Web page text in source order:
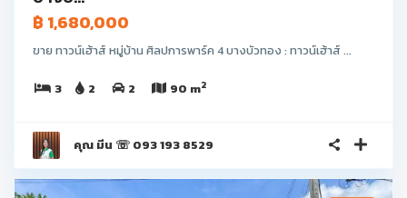
฿ 1,680,000
ขาย ทาวน์เฮ้าส์ หมู่บ้าน ศิลปการพาร์ค 4 บางบัวทอง : ทาวน์เฮ้าส์ ...
3 2 2 90 m2
คุณ มีน ☏ 093 193 8529